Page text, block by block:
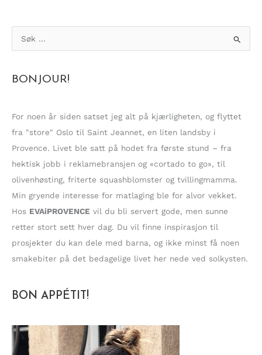
ø
e
t
e
r
:
BONJOUR!
For noen år siden satset jeg alt på kjærligheten, og flyttet
fra "store" Oslo til Saint Jeannet, en liten landsby i
Provence. Livet ble satt på hodet fra første stund – fra
hektisk jobb i reklamebransjen og «cortado to go», til
olivenhøsting, friterte squashblomster og tvillingmamma.
Min gryende interesse for matlaging ble for alvor vekket.
Hos EVAiPROVENCE vil du bli servert gode, men sunne
retter stort sett hver dag. Du vil finne inspirasjon til
prosjekter du kan dele med barna, og ikke minst få noen
smakebiter på det bedagelige livet her nede ved solkysten.
BON APPÉTIT!